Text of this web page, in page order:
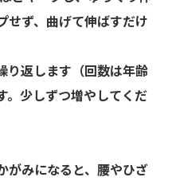
せず、曲げて伸ばすだけ
り返します（回数は年齢
。少しずつ増やしてくだ
がみになると、腰やひざ